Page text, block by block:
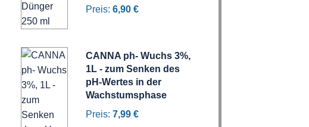
Preis:6,90 €
CANNA ph- Wuchs 3%,
1L - zum Senken des
pH-Wertes in der
Wachstumsphase
Preis:7,99 €